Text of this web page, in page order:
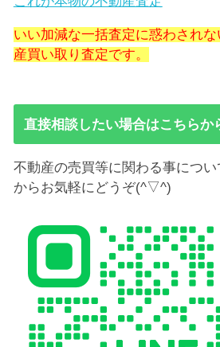
いい加減な一括査定に惑わされ
産買い取り査定です。
直接相談したい場合はこちらか
不動産の売買等に関わる事につ
からお気軽にどうぞ(^▽^)